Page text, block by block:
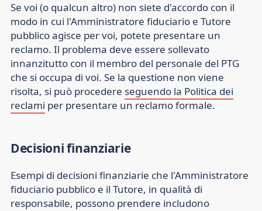
Se voi (o qualcun altro) non siete d'accordo con il
modo in cui l'Amministratore fiduciario e Tutore
pubblico agisce per voi, potete presentare un
reclamo. Il problema deve essere sollevato
innanzitutto con il membro del personale del PTG
che si occupa di voi. Se la questione non viene
risolta, si può procedere seguendo la Politica dei
reclami per presentare un reclamo formale.
Decisioni finanziarie
Esempi di decisioni finanziarie che l'Amministratore
fiduciario pubblico e il Tutore, in qualità di
responsabile, possono prendere includono